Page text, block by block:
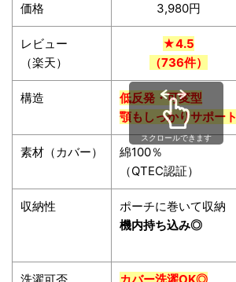
価格 3,980円
レビュー
（楽天）
★4.5
（736件）
構造
低反発・可変型
顎もしっかりサポート
素材（カバー）
綿100％
（QTEC認証）
収納性
ポーチに巻いて収納
機内持ち込み◎
スクロールできます